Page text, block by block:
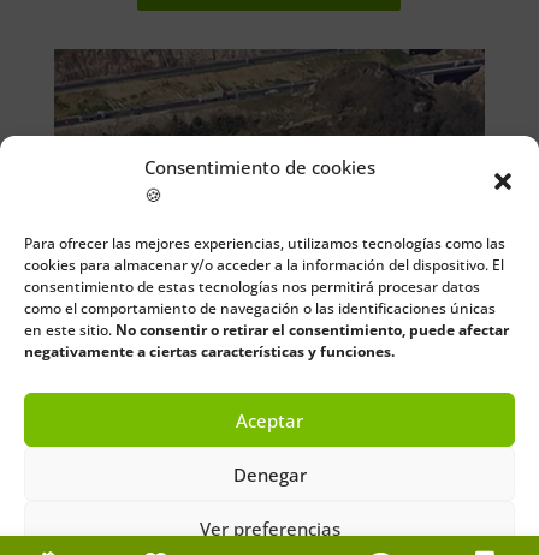
Consentimiento de cookies
🍪
Para ofrecer las mejores experiencias, utilizamos tecnologías como las
cookies para almacenar y/o acceder a la información del dispositivo. El
consentimiento de estas tecnologías nos permitirá procesar datos
como el comportamiento de navegación o las identificaciones únicas
en este sitio. No consentir o retirar el consentimiento, puede afectar
negativamente a ciertas características y funciones.
Aceptar
Denegar
Ver preferencias
Santuario Las Caldas